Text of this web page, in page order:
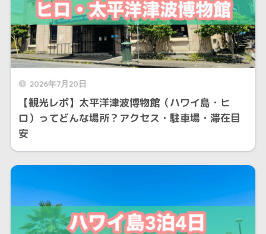
2026年7月20日
【観光レポ】太平洋津波博物館（ハワイ島・ヒ
ロ）ってどんな場所？アクセス・駐車場・滞在目
安